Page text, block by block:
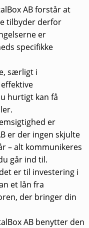
AB forstår at
tilbyder derfor
er
specifikke
særligt i
effektive
hurtigt kan få
er
er der ingen skjulte
– alt kommunikeres
går ind til.
er til investering i
et lån fra
der bringer din
AB benytter den